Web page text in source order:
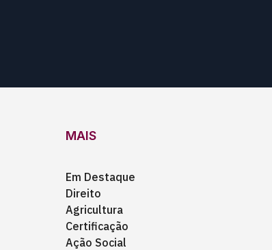
MAIS
Em Destaque
Direito
Agricultura
Certificação
Ação Social